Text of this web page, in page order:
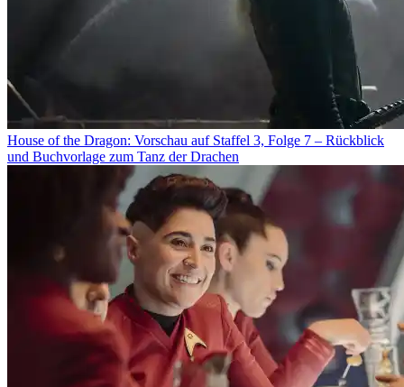
House of the Dragon: Vorschau auf Staffel 3, Folge 7 – Rückblick
und Buchvorlage zum Tanz der Drachen